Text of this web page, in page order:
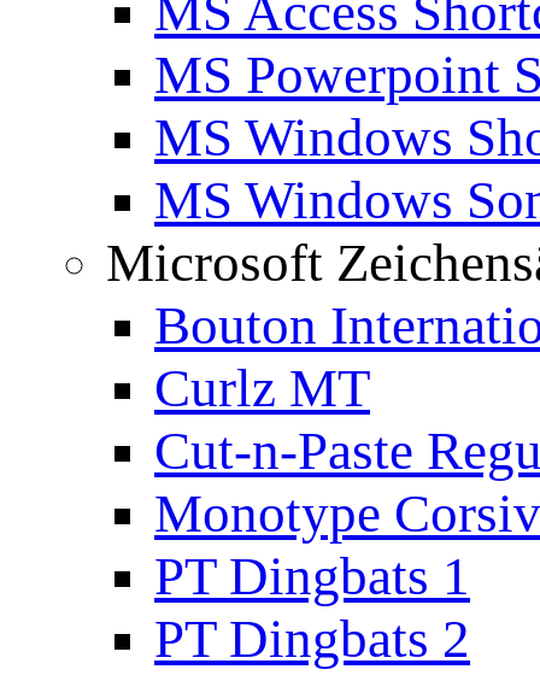
MS Powerpoint
MS Windows
MS Windows
Microsoft
Bouton
Curlz MT
Cut-n-Paste
Monotype
PT Dingbats 1
PT Dingbats 2